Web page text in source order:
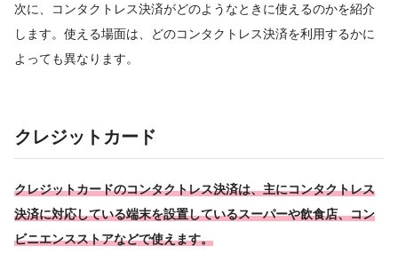
次に、コンタクトレス決済がどのようなときに使えるのかを紹介
します。使える場面は、どのコンタクトレス決済を利用するかに
よっても異なります。
クレジットカード
クレジットカードのコンタクトレス決済は、主にコンタクトレス
決済に対応している端末を設置しているスーパーや飲食店、コン
ビニエンスストアなどで使えます。